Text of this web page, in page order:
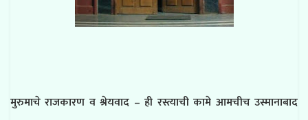
मुरुमाचे राजकारण व श्रेयवाद – ही रस्त्याची कामे आमचीच उस्मानाबाद